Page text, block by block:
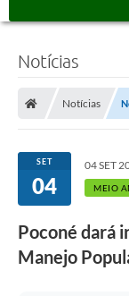
Notícias
Notícias
SET
04
04 SET
MEIO
Poconé dará
Manejo